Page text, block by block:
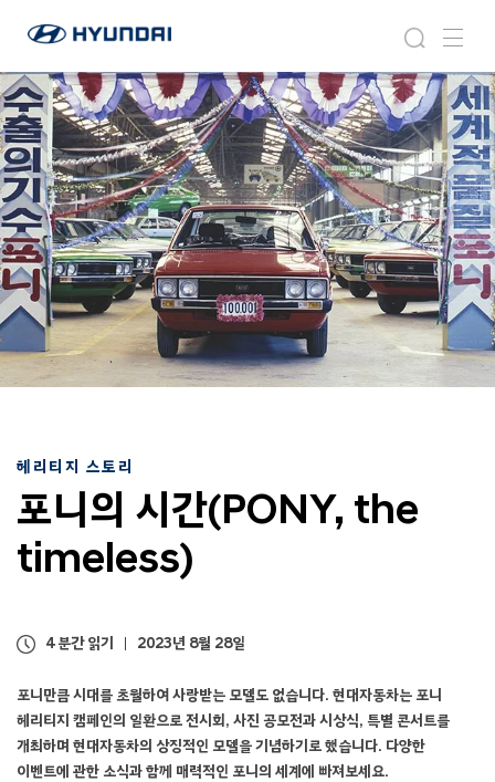
포
의
시
간
(
P
O
N
Y
,
t
h
t
i
e
s
s
)
자
동
차
월
드
와
이
드
글
로
벌
비
검
색
메
뉴
헤리티지 스토리
포니의 시간(PONY, the
timeless)
4 분간 읽기 2023년 8월 28일
포니만큼 시대를 초월하여 사랑받는 모델도 없습니다. 현대자동차는 포니
헤리티지 캠페인의 일환으로 전시회, 사진 공모전과 시상식, 특별 콘서트를
개최하며 현대자동차의 상징적인 모델을 기념하기로 했습니다. 다양한
이벤트에 관한 소식과 함께 매력적인 포니의 세계에 빠져보세요.